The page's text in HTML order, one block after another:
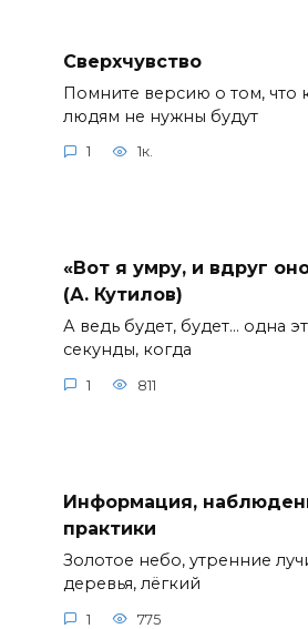
Сверхчувство
Помните версию о том, что
людям не нужны будут
1 1к.
«Вот я умру, и вдруг
(А. Кутилов)
А ведь будет, будет… одна
секунды, когда
1 811
Информация,
практики
Золотое небо, утренние
деревья, лёгкий
1 775